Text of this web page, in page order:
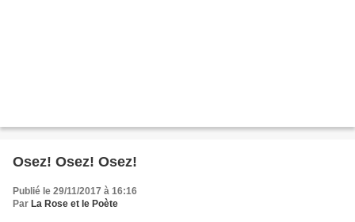
Osez! Osez! Osez!
Publié le 29/11/2017 à 16:16
Par La Rose et le Poète